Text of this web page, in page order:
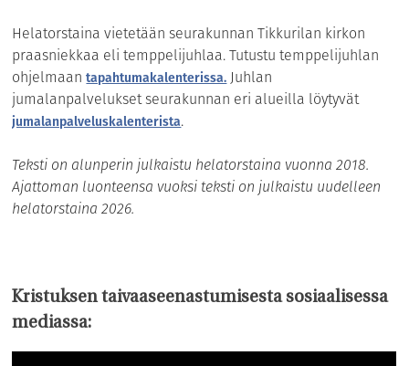
Helatorstaina vietetään seurakunnan Tikkurilan kirkon
praasniekkaa eli temppelijuhlaa. Tutustu temppelijuhlan
ohjelmaantapahtumakalenterissa. Juhlan
jumalanpalvelukset seurakunnan eri alueilla löytyvät
jumalanpalveluskalenterista.
Teksti on alunperin julkaistu helatorstaina vuonna 2018.
Ajattoman luonteensa vuoksi teksti on julkaistu uudelleen
helatorstaina 2026.
Kristuksen taivaaseenastumisesta sosiaalisessa
mediassa: